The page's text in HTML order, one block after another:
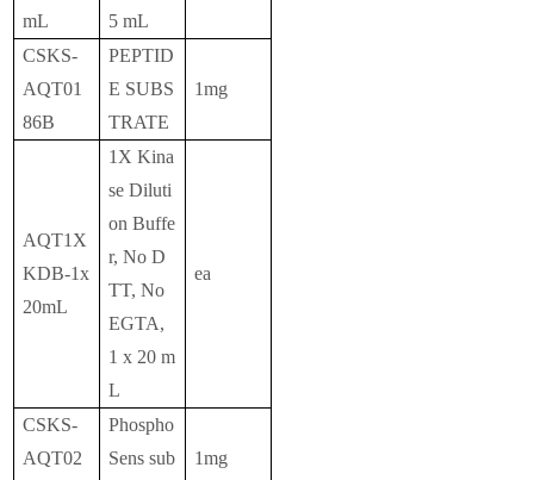
mL
5 mL
CSKS-
AQT01
86B
PEPTID
E SUBS
TRATE
1mg
AQT1X
KDB-1x
20mL
1X Kina
se Diluti
on Buffe
r, No D
TT, No
EGTA,
1 x 20 m
L
ea
CSKS-
AQT02
Phospho
Sens sub
1mg